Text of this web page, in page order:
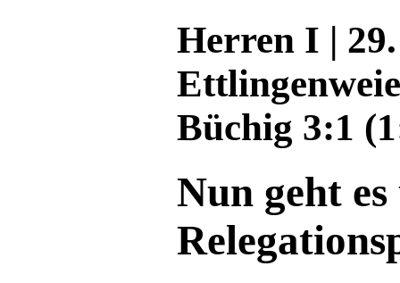
Herren I |
Büchig 3:1
Nun geht